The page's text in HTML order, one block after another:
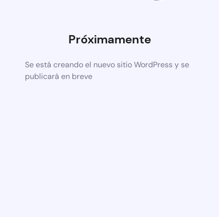
Próximamente
Se está creando el nuevo sitio WordPress y se
publicará en breve